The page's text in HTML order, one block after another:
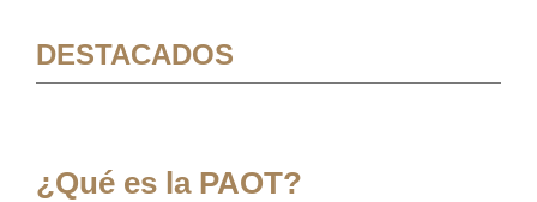
DESTACADOS
¿Qué es la PAOT?